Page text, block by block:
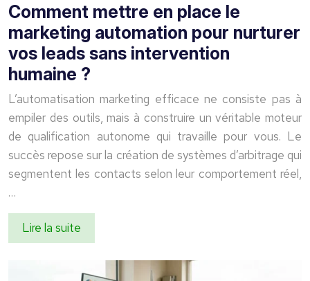
Comment mettre en place le
marketing automation pour nurturer
vos leads sans intervention
humaine ?
L’automatisation marketing efficace ne consiste pas à
empiler des outils, mais à construire un véritable moteur
de qualification autonome qui travaille pour vous. Le
succès repose sur la création de systèmes d’arbitrage qui
segmentent les contacts selon leur comportement réel,
…
Lire la suite